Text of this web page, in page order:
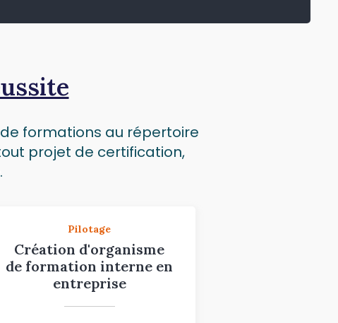
de formations au répertoire
projet de certification,
Pilotage
Création d'organisme
de formation interne en
entreprise